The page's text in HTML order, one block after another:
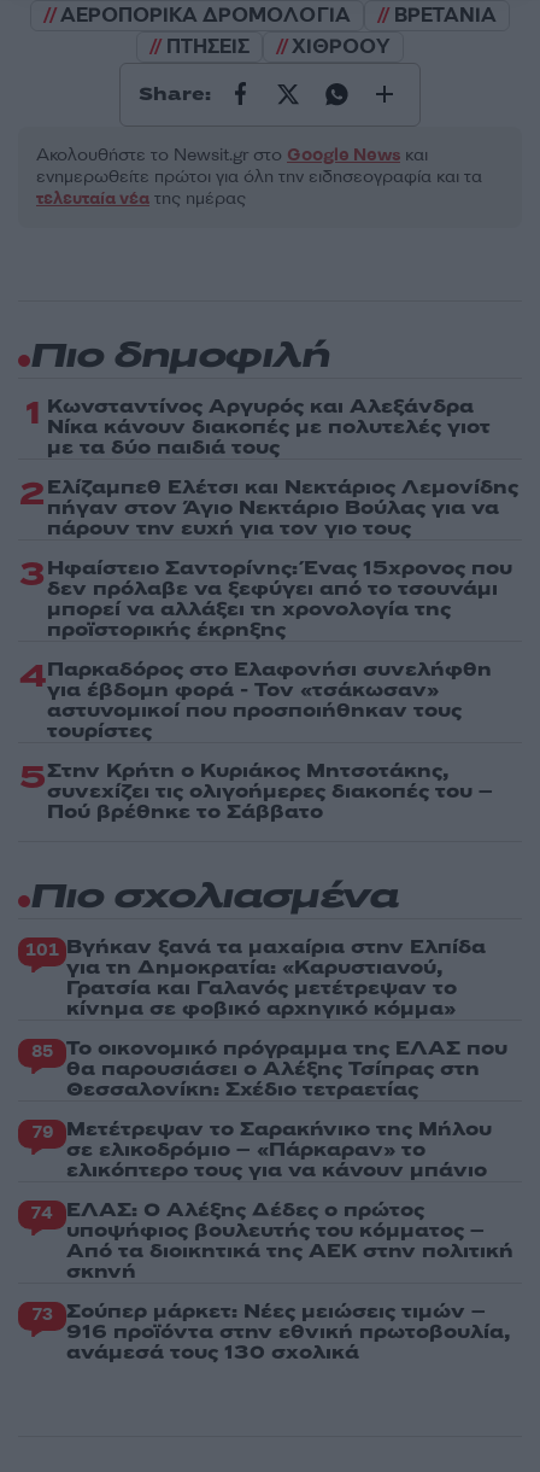
ΑΕΡΟΠΟΡΙΚΑ ΔΡΟΜΟΛΟΓΙΑ
ΒΡΕΤΑΝΙΑ
ΠΤΗΣΕΙΣ
ΧΙΘΡΟΟΥ
Share:
Ακολουθήστε το Νewsit.gr στο Google News και
ενημερωθείτε πρώτοι για όλη την ειδησεογραφία και τα
τελευταία νέα της ημέρας
Πιο δημοφιλή
1 Κωνσταντίνος Αργυρός και Αλεξάνδρα
Νίκα κάνουν διακοπές με πολυτελές γιοτ
με τα δύο παιδιά τους
2Ελίζαμπεθ Ελέτσι και Νεκτάριος Λεμονίδης
πήγαν στον Άγιο Νεκτάριο Βούλας για να
πάρουν την ευχή για τον γιο τους
3Ηφαίστειο Σαντορίνης: Ένας 15χρονος που
δεν πρόλαβε να ξεφύγει από το τσουνάμι
μπορεί να αλλάξει τη χρονολογία της
προϊστορικής έκρηξης
4Παρκαδόρος στο Ελαφονήσι συνελήφθη
για έβδομη φορά - Τον «τσάκωσαν»
αστυνομικοί που προσποιήθηκαν τους
τουρίστες
5Στην Κρήτη ο Κυριάκος Μητσοτάκης,
συνεχίζει τις ολιγοήμερες διακοπές του –
Πού βρέθηκε το Σάββατο
Πιο σχολιασμένα
101 Βγήκαν ξανά τα μαχαίρια στην Ελπίδα
για τη Δημοκρατία: «Καρυστιανού,
Γρατσία και Γαλανός μετέτρεψαν το
κίνημα σε φοβικό αρχηγικό κόμμα»
85 Το οικονομικό πρόγραμμα της ΕΛΑΣ που
θα παρουσιάσει ο Αλέξης Τσίπρας στη
Θεσσαλονίκη: Σχέδιο τετραετίας
79 Μετέτρεψαν το Σαρακήνικο της Μήλου
σε ελικοδρόμιο – «Πάρκαραν» το
ελικόπτερο τους για να κάνουν μπάνιο
74 ΕΛΑΣ: Ο Αλέξης Δέδες ο πρώτος
υποψήφιος βουλευτής του κόμματος –
Από τα διοικητικά της ΑΕΚ στην πολιτική
σκηνή
73 Σούπερ μάρκετ: Νέες μειώσεις τιμών –
916 προϊόντα στην εθνική πρωτοβουλία,
ανάμεσά τους 130 σχολικά